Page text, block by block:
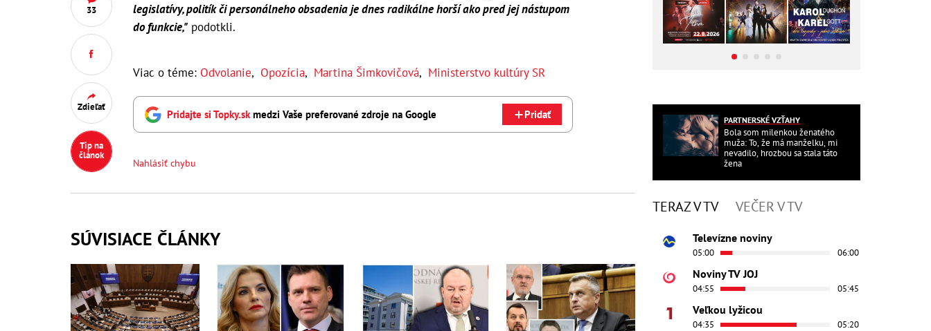
33
Zdieľať
Tip na
článok
legislatívy, politík či personálneho obsadenia je dnes radikálne horší ako pred jej nástupom
do funkcie," podotkli.
Viac o téme: Odvolanie, Opozícia, Martina Šimkovičová, Ministerstvo kultúry SR
Pridajte si Topky.skmedzi Vaše preferované zdroje na Google Pridať
Nahlásiť chybu
SÚVISIACE ČLÁNKY
PARTNERSKÉ VZŤAHY
Bola som milenkou ženatého
muža: To, že má manželku, mi
nevadilo, hrozbou sa stala táto
žena
TERAZ V TV VEČER V TV
Televízne noviny
05:00 06:00
Noviny TV JOJ
04:55 05:45
Veľkou lyžicou
04:35 05:20